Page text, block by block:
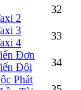
2
3
4
Đơn
Đôi
Phát
32
33
34